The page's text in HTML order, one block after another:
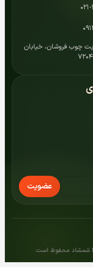
چوب فروشان، خیابان
عضویت